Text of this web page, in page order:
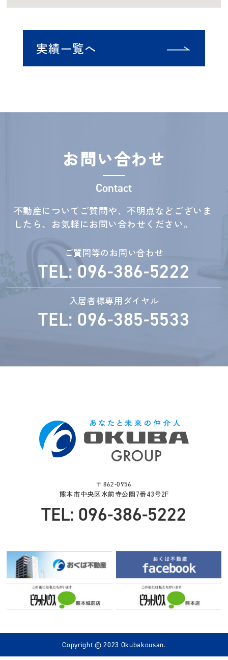
実績一覧へ
お問い合わせ
Contact
不動産についてご質問や、不明点などございま
したら、お気軽にお問い合わせください。
ご質問等のお問い合わせ
TEL: 096-386-5222
入居者様専用ダイヤル
TEL: 096-385-5533
〒862-0956
熊本市中央区水前寺公園7番43号2F
TEL: 096-386-5222
Copyright © 2023 Okubakousan.